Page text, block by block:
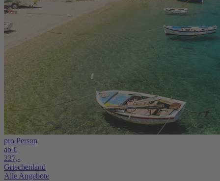
pro Person
ab €
227,-
Griechenland
Alle Angebote